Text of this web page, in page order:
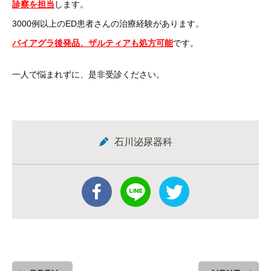
診察を担当 します。
3000例以上のED患者さんの治療経験があります。
バイアグラ後発品、ザルティアも処方可能です。
一人で悩まれずに、是非受診ください。
石川泌尿器科